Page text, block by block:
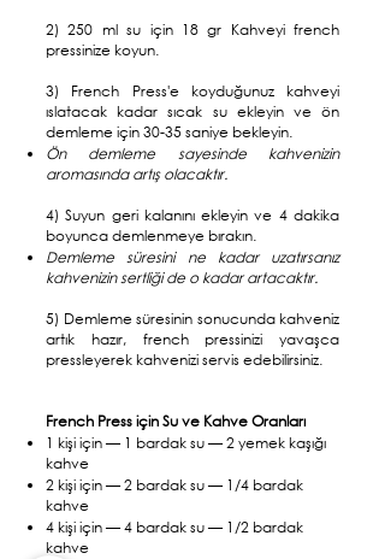
2) 250 ml su için 18 gr Kahveyi french
pressinize koyun.
3) French Press'e koyduğunuz kahveyi
ıslatacak kadar sıcak su ekleyin ve ön
demleme için 30-35 saniye bekleyin.
Ön demleme sayesinde kahvenizin
aromasında artış olacaktır.
4) Suyun geri kalanını ekleyin ve 4 dakika
boyunca demlenmeye bırakın.
Demleme süresini ne kadar uzatırsanız
kahvenizin sertliği de o kadar artacaktır.
5) Demleme süresinin sonucunda kahveniz
artık hazır, french pressinizi yavaşca
pressleyerek kahvenizi servis edebilirsiniz.
French Press için Su ve Kahve Oranları
1 kişi için — 1 bardak su — 2 yemek kaşığı
kahve
2 kişi için — 2 bardak su — 1/4 bardak
kahve
4 kişi için — 4 bardak su — 1/2 bardak
kahve